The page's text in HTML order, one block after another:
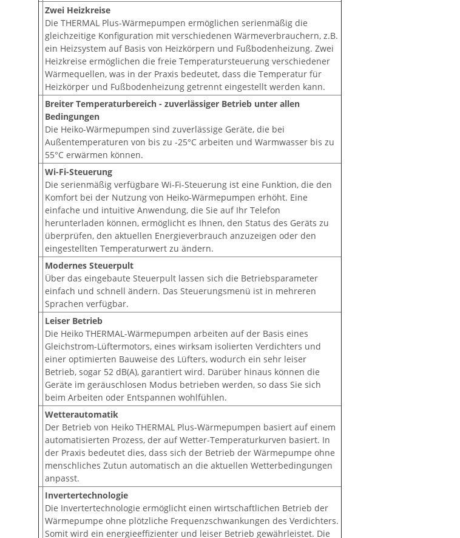
Zwei Heizkreise
Die THERMAL Plus-Wärmepumpen ermöglichen serienmäßig die
gleichzeitige Konfiguration mit verschiedenen Wärmeverbrauchern, z.B.
ein Heizsystem auf Basis von Heizkörpern und Fußbodenheizung. Zwei
Heizkreise ermöglichen die freie Temperatursteuerung verschiedener
Wärmequellen, was in der Praxis bedeutet, dass die Temperatur für
Heizkörper und Fußbodenheizung getrennt eingestellt werden kann.
Breiter Temperaturbereich - zuverlässiger Betrieb unter allen
Bedingungen
Die Heiko-Wärmepumpen sind zuverlässige Geräte, die bei
Außentemperaturen von bis zu -25°C arbeiten und Warmwasser bis zu
55°C erwärmen können.
Wi-Fi-Steuerung
Die serienmäßig verfügbare Wi-Fi-Steuerung ist eine Funktion, die den
Komfort bei der Nutzung von Heiko-Wärmepumpen erhöht. Eine
einfache und intuitive Anwendung, die Sie auf Ihr Telefon
herunterladen können, ermöglicht es Ihnen, den Status des Geräts zu
überprüfen, den aktuellen Energieverbrauch anzuzeigen oder den
eingestellten Temperaturwert zu ändern.
Modernes Steuerpult
Über das eingebaute Steuerpult lassen sich die Betriebsparameter
einfach und schnell ändern. Das Steuerungsmenü ist in mehreren
Sprachen verfügbar.
Leiser Betrieb
Die Heiko THERMAL-Wärmepumpen arbeiten auf der Basis eines
Gleichstrom-Lüftermotors, eines wirksam isolierten Verdichters und
einer optimierten Bauweise des Lüfters, wodurch ein sehr leiser
Betrieb, sogar 52 dB(A), garantiert wird. Darüber hinaus können die
Geräte im geräuschlosen Modus betrieben werden, so dass Sie sich
beim Arbeiten oder Entspannen wohlfühlen.
Wetterautomatik
Der Betrieb von Heiko THERMAL Plus-Wärmepumpen basiert auf einem
automatisierten Prozess, der auf Wetter-Temperaturkurven basiert. In
der Praxis bedeutet dies, dass sich der Betrieb der Wärmepumpe ohne
menschliches Zutun automatisch an die aktuellen Wetterbedingungen
anpasst.
Invertertechnologie
Die Invertertechnologie ermöglicht einen wirtschaftlichen Betrieb der
Wärmepumpe ohne plötzliche Frequenzschwankungen des Verdichters.
Somit wird ein energieeffizienter und leiser Betrieb gewährleistet. Die